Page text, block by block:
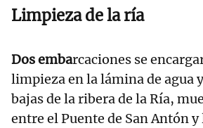
Limpieza de la ría
Dos embarcaciones se
limpieza en la lámina de agua
bajas de la ribera de la Ría,
entre el Puente de San Antón y